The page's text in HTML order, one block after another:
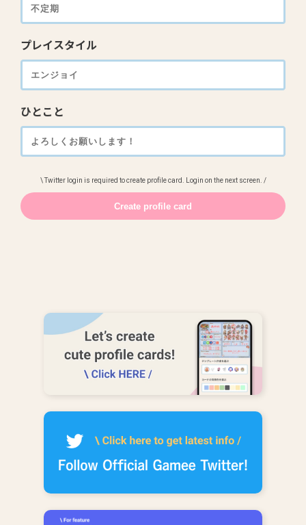
プレイスタイル
ひとこと
\ Twitter login is required to create profile card. Login on the next screen. /